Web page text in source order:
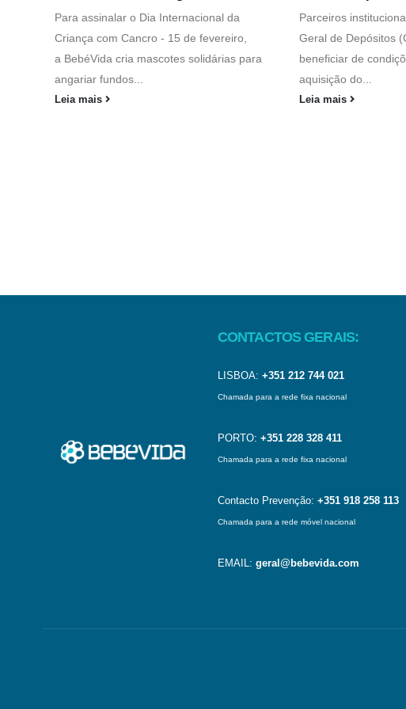
Para assinalar o Dia Internacional da
Criança com Cancro - 15 de fevereiro,
a BebéVida cria mascotes solidárias para
angariar fundos...
Leia mais
Parceiros
Geral de Depósitos
beneficiar de
aquisição do...
Leia mais
CONTACTOS GERAIS:
LISBOA: +351 212 744 021
Chamada para a rede fixa nacional
PORTO: +351 228 328 411
Chamada para a rede fixa nacional
Contacto Prevenção: +351 918 258 113
Chamada para a rede móvel nacional
EMAIL: geral@bebevida.com